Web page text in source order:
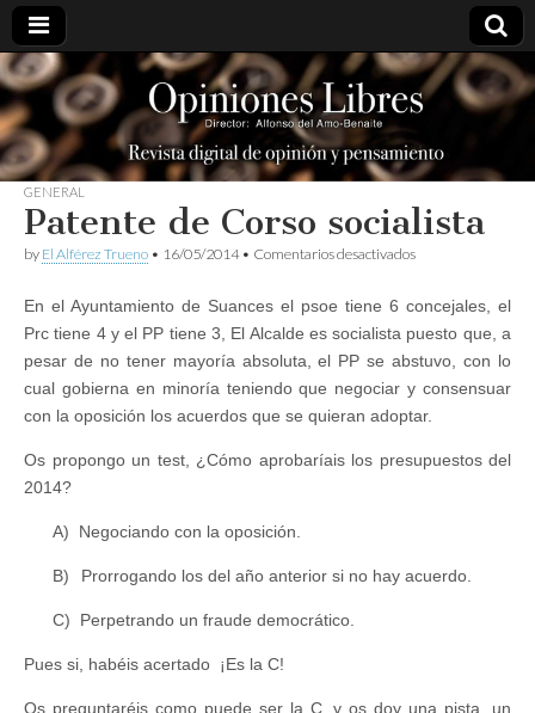
opinioneslibres
GENERAL
Patente de Corso socialista
by El Alférez Trueno • 16/05/2014• Comentarios desactivadosen
Corso
socialista
En el Ayuntamiento de Suances el psoe tiene 6 concejales, el
Prc tiene 4 y el PP tiene 3, El Alcalde es socialista puesto que, a
pesar de no tener mayoría absoluta, el PP se abstuvo, con lo
cual gobierna en minoría teniendo que negociar y consensuar
con la oposición los acuerdos que se quieran adoptar.
Os propongo un test, ¿Cómo aprobaríais los presupuestos del
2014?
A) Negociando con la oposición.
B) Prorrogando los del año anterior si no hay acuerdo.
C) Perpetrando un fraude democrático.
Pues si, habéis acertado ¡Es la C!
Os preguntaréis como puede ser la C, y os doy una pista, un